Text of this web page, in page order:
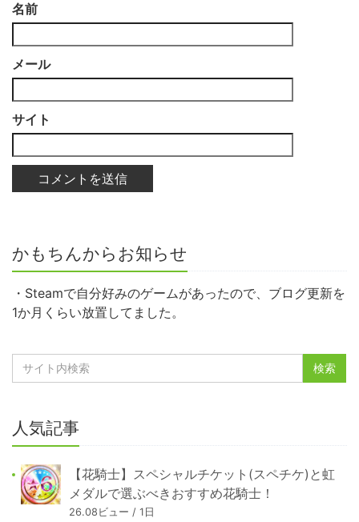
名前
メール
サイト
かもちんからお知らせ
・Steamで自分好みのゲームがあったので、ブログ更新を
1か月くらい放置してました。
人気記事
【花騎士】スペシャルチケット(スペチケ)と虹
メダルで選ぶべきおすすめ花騎士！
26.08ビュー / 1日